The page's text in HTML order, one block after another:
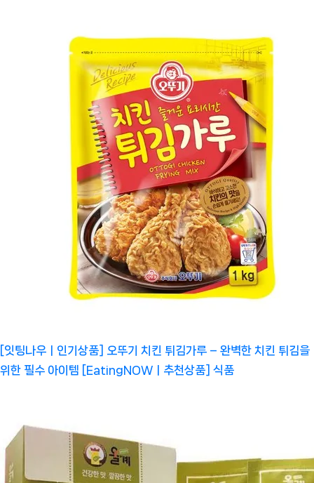
[잇팅나우ㅣ인기상품] 오뚜기 치킨 튀김가루 – 완벽한 치킨 튀김을
위한 필수 아이템 [EatingNOWㅣ추천상품] 식품